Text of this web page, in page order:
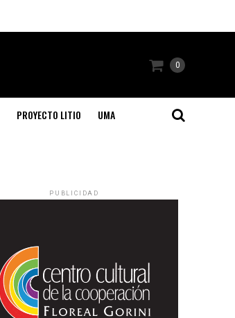
0
PROYECTO LITIO UMA
PUBLICIDAD